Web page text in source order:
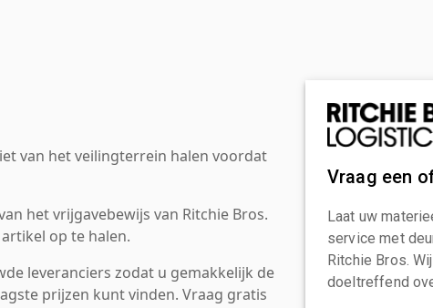
van het veilingterrein halen voordat
het vrijgavebewijs van Ritchie Bros.
op te halen.
leveranciers zodat u gemakkelijk de
prijzen kunt vinden. Vraag gratis
Vraag een
Laat uw
service met
Ritchie Bros.
doeltreffend